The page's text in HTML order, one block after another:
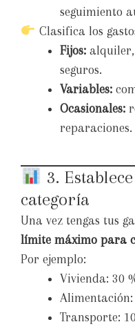
seguimiento
Clasifica los
Fijos:
seguros.
Variables:
Ocasionales:
reparaciones.
3.
categoría
Una vez tengas tus
límite máximo para
Por ejemplo:
Vivienda: 30
Alimentación:
Transporte: